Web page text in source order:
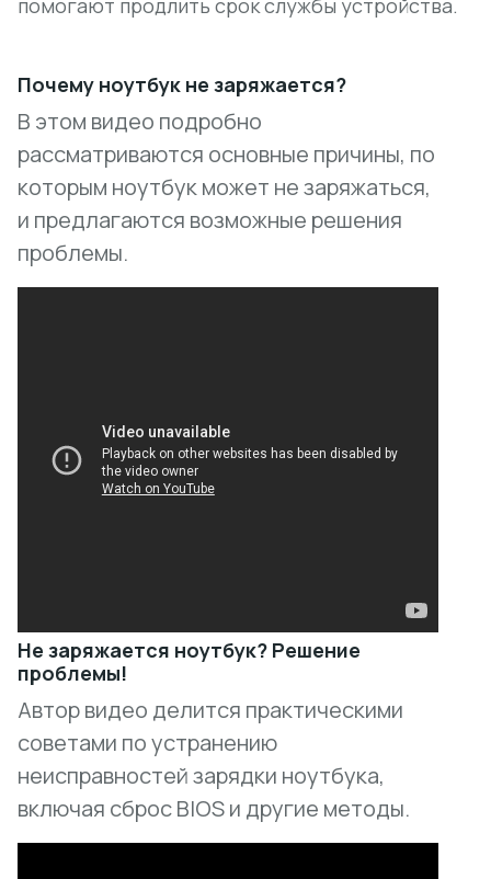
помогают продлить срок службы устройства.
Почему ноутбук не заряжается?
В этом видео подробно
рассматриваются основные причины, по
которым ноутбук может не заряжаться,
и предлагаются возможные решения
проблемы.
Не заряжается ноутбук? Решение
проблемы!
Автор видео делится практическими
советами по устранению
неисправностей зарядки ноутбука,
включая сброс BIOS и другие методы.